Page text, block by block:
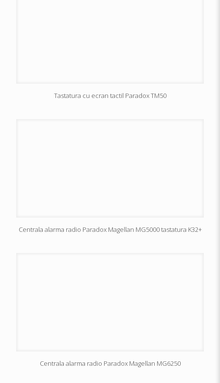
Tastatura cu ecran tactil Paradox TM50
Centrala alarma radio Paradox Magellan MG5000 tastatura K32+
Centrala alarma radio Paradox Magellan MG6250